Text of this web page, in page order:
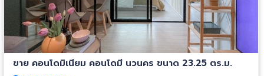
ขาย คอนโดมิเนียม คอนโดมี นวนคร ขนาด 23.25 ตร.ม.